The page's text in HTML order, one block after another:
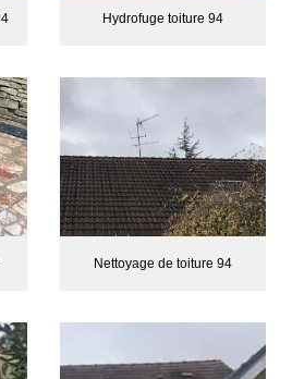
Hydrofuge toiture 94
Nettoyage de toiture 94